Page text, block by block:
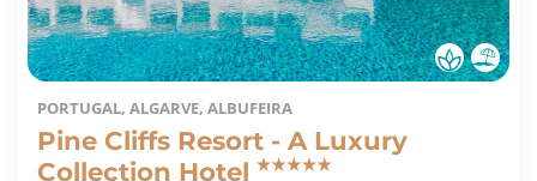
PORTUGAL, ALGARVE, ALBUFEIRA
Pine Cliffs Resort - A Luxury
Collection Hotel